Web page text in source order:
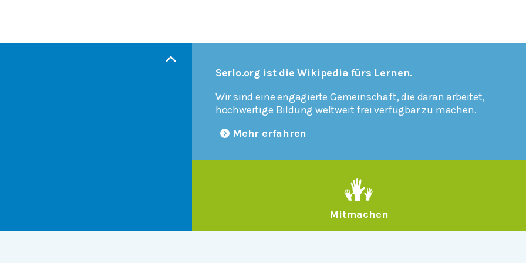
Serlo.org ist die Wikipedia fürs Lernen.
Wir sind eine engagierte Gemeinschaft, die daran arbeitet,
hochwertige Bildung weltweit frei verfügbar zu machen.
Mehr erfahren
Mitmachen